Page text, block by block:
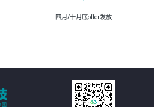
四月/十月底offer发放